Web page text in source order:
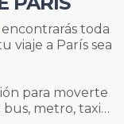
encontrarás toda
viaje a París sea
para moverte
metro, taxi…